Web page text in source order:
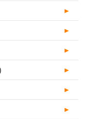
►
►
►
►
►
►